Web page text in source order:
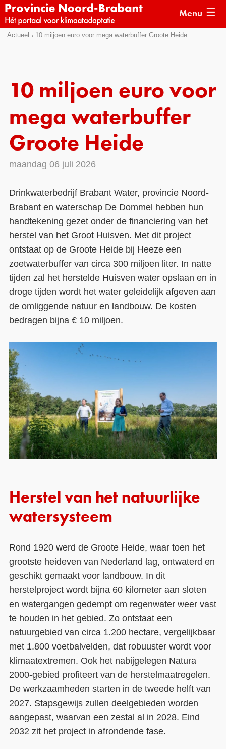
Sla
naar
menu
naar
pagina
Menu
Actueel 10 miljoen euro voor mega waterbuffer Groote Heide
10 miljoen euro voor
mega waterbuffer
Groote Heide
maandag 06 juli 2026
Drinkwaterbedrijf Brabant Water, provincie Noord-
Brabant en waterschap De Dommel hebben hun
handtekening gezet onder de financiering van het
herstel van het Groot Huisven. Met dit project
ontstaat op de Groote Heide bij Heeze een
zoetwaterbuffer van circa 300 miljoen liter. In natte
tijden zal het herstelde Huisven water opslaan en in
droge tijden wordt het water geleidelijk afgeven aan
de omliggende natuur en landbouw. De kosten
bedragen bijna € 10 miljoen.
Herstel van het natuurlijke
watersysteem
Rond 1920 werd de Groote Heide, waar toen het
grootste heideven van Nederland lag, ontwaterd en
geschikt gemaakt voor landbouw. In dit
herstelproject wordt bijna 60 kilometer aan sloten
en watergangen gedempt om regenwater weer vast
te houden in het gebied. Zo ontstaat een
natuurgebied van circa 1.200 hectare, vergelijkbaar
met 1.800 voetbalvelden, dat robuuster wordt voor
klimaatextremen. Ook het nabijgelegen Natura
2000-gebied profiteert van de herstelmaatregelen.
De werkzaamheden starten in de tweede helft van
2027. Stapsgewijs zullen deelgebieden worden
aangepast, waarvan een zestal al in 2028. Eind
2032 zit het project in afrondende fase.
Actueel
Hulpmiddelen
Voorbeelden
Subsidies
Contact
Over ons
LIFE-IP Klimaatadaptatie
Weerbaar Dommelland